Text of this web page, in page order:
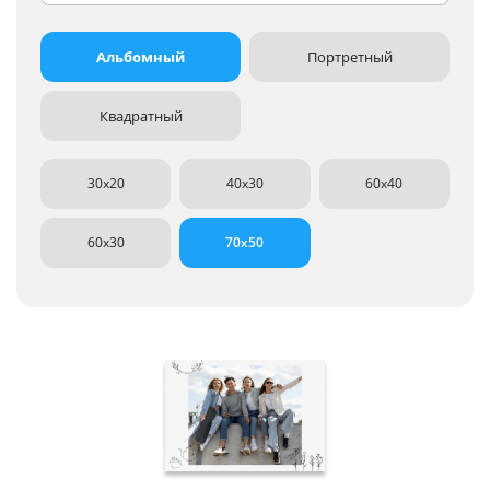
Альбомный Портретный
Квадратный
30x20 40x30 60x40
60x30 70x50